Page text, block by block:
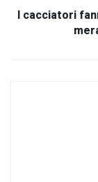
I cacciatori